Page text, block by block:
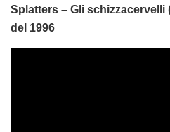
Splatters – Gli schizzacervelli
del 1996